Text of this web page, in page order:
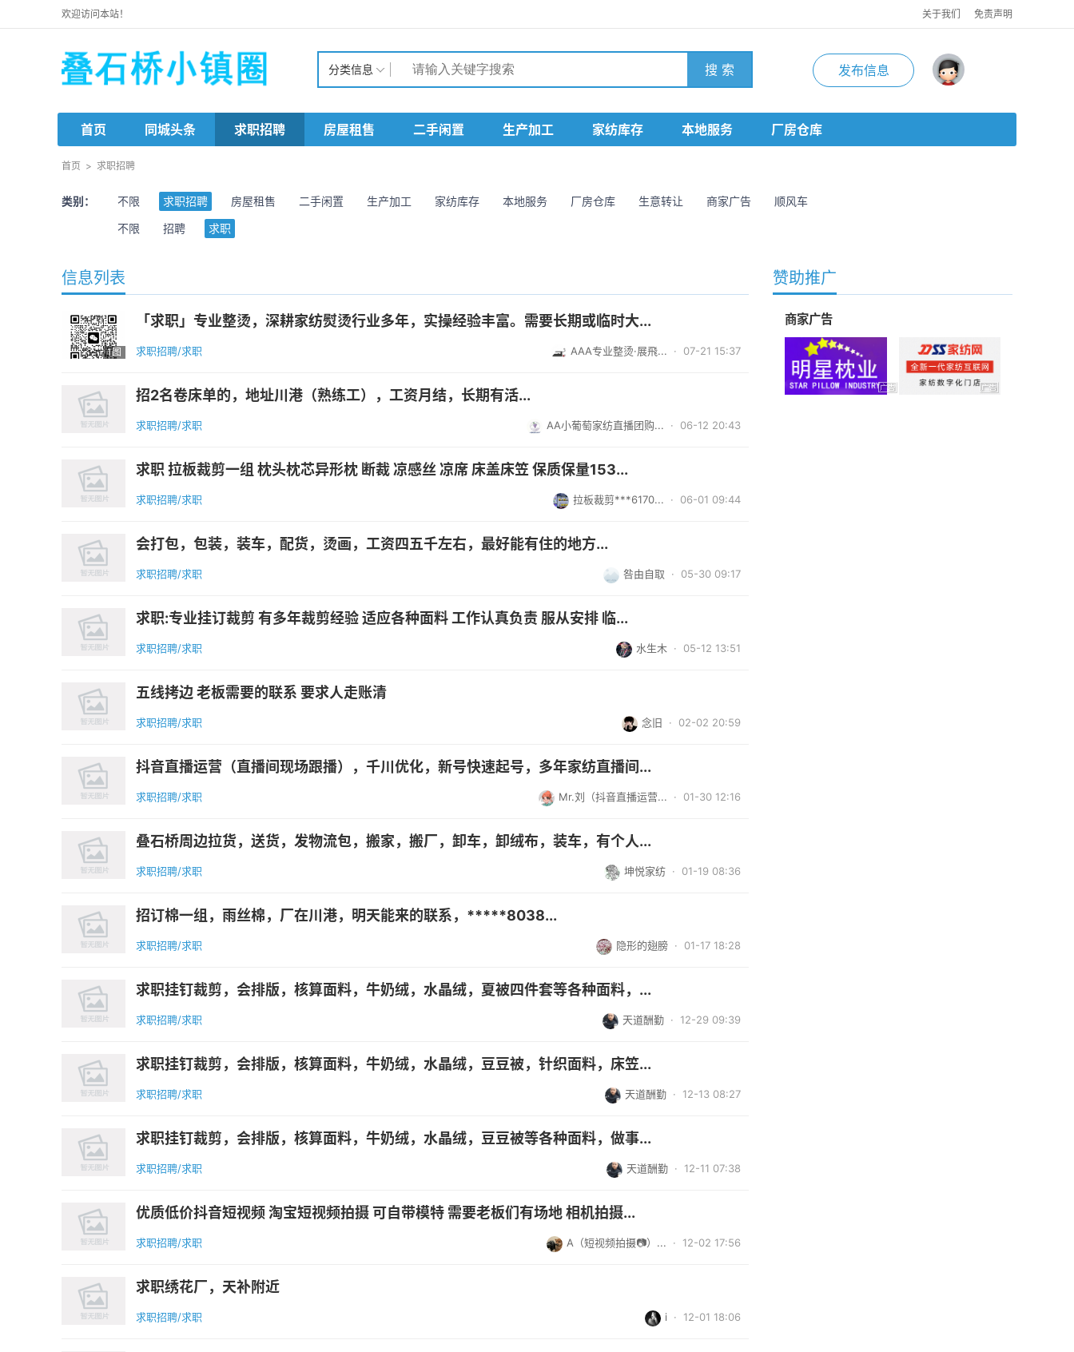
欢迎访问本站！ 关于我们 免责声明
分类信息 搜 索 发布信息
首页 同城头条 求职招聘 房屋租售 二手闲置 生产加工 家纺库存 本地服务 厂房仓库
首页 > 求职招聘
类别： 不限 求职招聘 房屋租售 二手闲置 生产加工 家纺库存 本地服务 厂房仓库 生意转让 商家广告
顺风车
不限
招聘 求职
信息列表
1图
「求职」专业整烫，深耕家纺熨烫行业多年，实操经验丰富。需要长期或临时大...
求职招聘/求职 AAA专业整烫·展飛... · 07-21 15:37
招2名卷床单的，地址川港（熟练工），工资月结，长期有活...
求职招聘/求职 AA小葡萄家纺直播团购... · 06-12 20:43
求职 拉板裁剪一组 枕头枕芯异形枕 断裁 凉感丝 凉席 床盖床笠 保质保量153...
求职招聘/求职 拉板裁剪***6170... · 06-01 09:44
会打包，包装，装车，配货，烫画，工资四五千左右，最好能有住的地方...
求职招聘/求职 咎由自取 · 05-30 09:17
求职:专业挂订裁剪 有多年裁剪经验 适应各种面料 工作认真负责 服从安排 临...
求职招聘/求职 水生木 · 05-12 13:51
五线拷边 老板需要的联系 要求人走账清
求职招聘/求职 念旧 · 02-02 20:59
抖音直播运营（直播间现场跟播），千川优化，新号快速起号，多年家纺直播间...
求职招聘/求职 Mr.刘（抖音直播运营... · 01-30 12:16
叠石桥周边拉货，送货，发物流包，搬家，搬厂，卸车，卸绒布，装车，有个人...
求职招聘/求职 坤悦家纺 · 01-19 08:36
招订棉一组，雨丝棉，厂在川港，明天能来的联系，*****8038...
求职招聘/求职 隐形的翅膀 · 01-17 18:28
求职挂钉裁剪，会排版，核算面料，牛奶绒，水晶绒，夏被四件套等各种面料，...
求职招聘/求职 天道酬勤 · 12-29 09:39
求职挂钉裁剪，会排版，核算面料，牛奶绒，水晶绒，豆豆被，针织面料，床笠...
求职招聘/求职 天道酬勤 · 12-13 08:27
求职挂钉裁剪，会排版，核算面料，牛奶绒，水晶绒，豆豆被等各种面料，做事...
求职招聘/求职 天道酬勤 · 12-11 07:38
优质低价抖音短视频 淘宝短视频拍摄 可自带模特 需要老板们有场地 相机拍摄...
求职招聘/求职 A（短视频拍摄📷）... · 12-02 17:56
求职绣花厂，天补附近
求职招聘/求职 i · 12-01 18:06
赞助推广
商家广告